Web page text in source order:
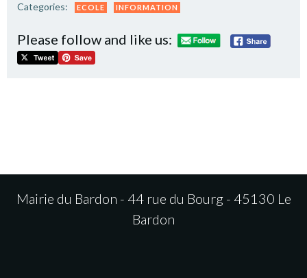
Categories: ECOLE INFORMATION
Please follow and like us:
Mairie du Bardon - 44 rue du Bourg - 45130 Le
Bardon